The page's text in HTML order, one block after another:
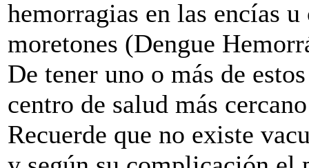
hemorragias en las encías
moretones (Dengue
De tener uno o más de
centro de salud más
Recuerde que no existe